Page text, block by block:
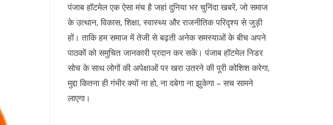
पंजाब हॉटमेल एक ऐसा मंच है जहां दुनिया भर चुनिंदा खबरें, जो समाज
के उत्थान, विकास, शिक्षा, स्वास्थ्य और राजनीतिक परिदृश्य से जुड़ी
हों। ताकि हम समाज में तेजी से बढ़ती अनेक समस्याओं के बीच अपने
पाठकों को समुचित जानकारी प्रदान कर सकें। पंजाब हॉटमेल निडर
सोच के साथ लोगों की अपेक्षाओं पर खरा उतरने की पूरी कोशिश करेगा,
मुद्दा कितना ही गंभीर क्यों ना हो, ना दबेगा ना झुकेगा – सच सामने
लाएगा।